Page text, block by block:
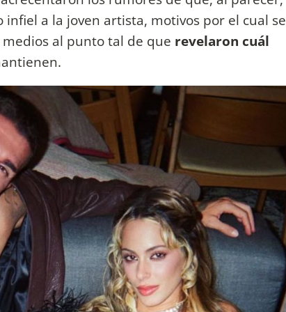
a la joven artista, motivos por el cual se
al punto tal de que revelaron cuál